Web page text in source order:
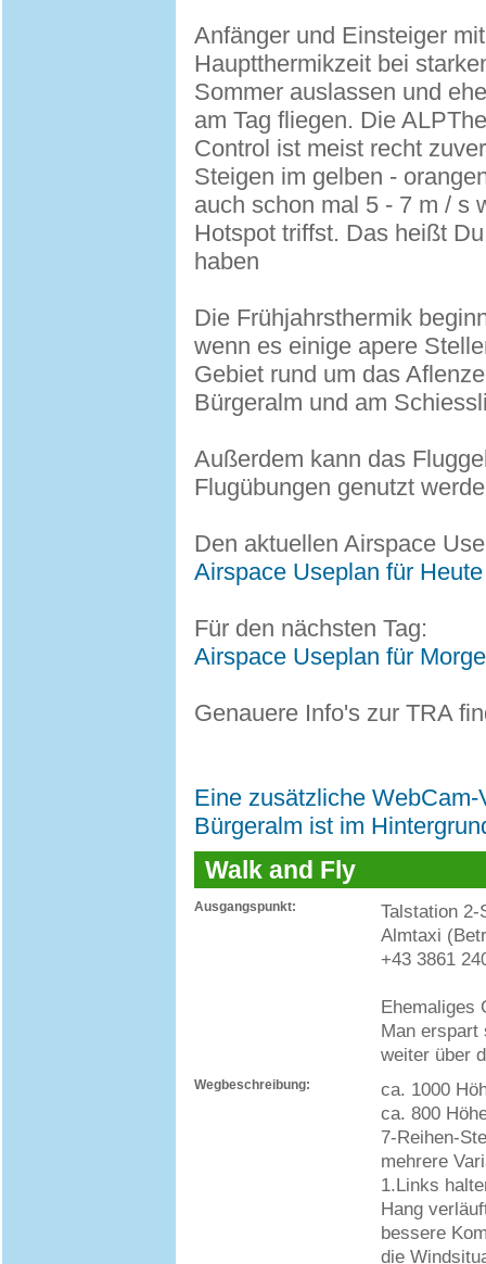
Anfänger und Einsteiger
Hauptthermikzeit bei
Sommer auslassen und
am Tag fliegen. Die
Control ist meist recht
Steigen im gelben -
auch schon mal 5 - 7 m / s
Hotspot triffst. Das heißt
haben
Die Frühjahrsthermik
wenn es einige apere
Gebiet rund um das
Bürgeralm und am
Außerdem kann das
Flugübungen genutzt
Den aktuellen Airspace
Airspace Useplan für Heute
Für den nächsten Tag:
Airspace Useplan für
Genauere Info's zur TRA
Eine zusätzliche
Bürgeralm ist im
Walk and Fly
Ausgangspunkt:
Talstation
Almtaxi
+43 3861
Ehemaliges
Man erspart
weiter über
Wegbeschreibung:
ca. 1000
ca. 800
7-Reihen-
mehrere
1.Links
Hang
bessere
die